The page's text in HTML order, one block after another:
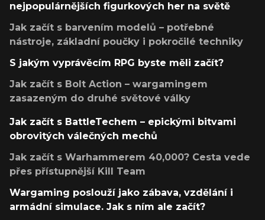
nejpopulárnějších figurkových her na světě
Jak začít s barvením modelů – potřebné
nástroje, základní poučky i pokročilé techniky
S jakým vyprávěcím RPG byste měli začít?
Jak začít s Bolt Action – wargamingem
zasazeným do druhé světové války
Jak začít s BattleTechem – epickými bitvami
obrovitých válečných mechů
Jak začít s Warhammerem 40,000? Cesta vede
přes přístupnější Kill Team
Wargaming poslouží jako zábava, vzdělání i
armádní simulace. Jak s ním ale začít?